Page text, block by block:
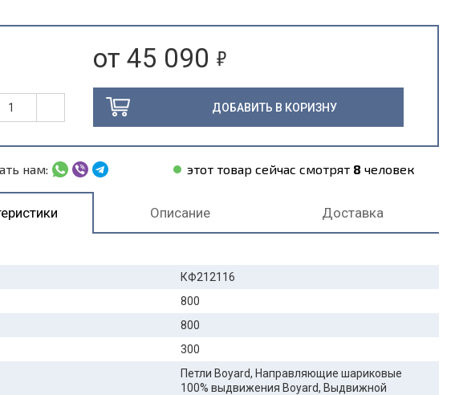
от 45 090 5
ДОБАВИТЬ В КОРИЗНУ
нам: этот товар сейчас смотрят 8 человек
Описание Доставка
КФ212116
800
800
300
Петли Boyard, Направляющие шариковые
100% выдвижения Boyard, Выдвижной